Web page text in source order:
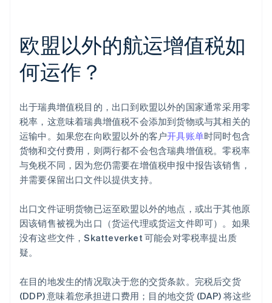
欧盟以外的航运增值税如
何运作？
出于瑞典增值税目的，出口到欧盟以外的国家通常采用零
税率，这意味着瑞典增值税不会添加到货物或与其相关的
运输中。如果您在向欧盟以外的客户开具账单时同时包含
货物和交付费用，则两行都不会包含瑞典增值税。零税率
与免税不同，因为您仍需要在增值税申报中报告该销售，
并需要保留出口文件以提供支持。
出口文件证明货物已运至欧盟以外的地点，或出于其他原
因该销售被视为出口（货运代理或货运文件即可）。如果
没有这些文件，Skatteverket 可能会对零税率提出质
疑。
在目的地发生的情况取决于您的交货条款。完税后交货
(DDP) 意味着您承担进口费用；目的地交货 (DAP) 将这些